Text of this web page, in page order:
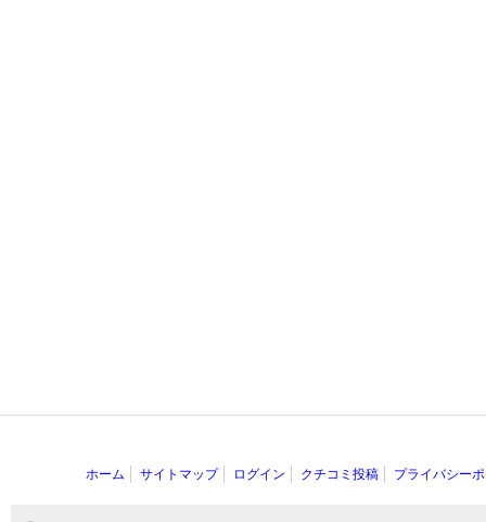
ホーム サイトマップ ログイン クチコミ投稿 プライバシー